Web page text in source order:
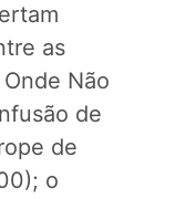
as
Não
de
de
o